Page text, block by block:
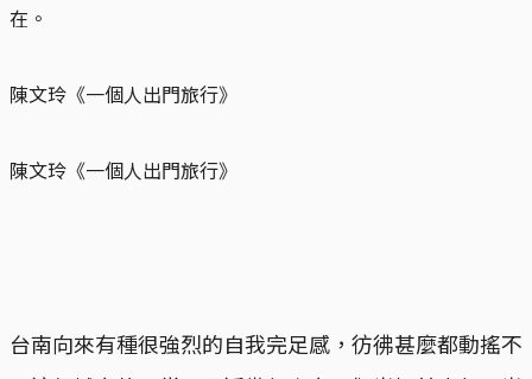
在。
陳文玲《一個人出門旅行》
陳文玲《一個人出門旅行》
台南向來有種很強烈的自我完足感，彷彿甚麼都動搖不